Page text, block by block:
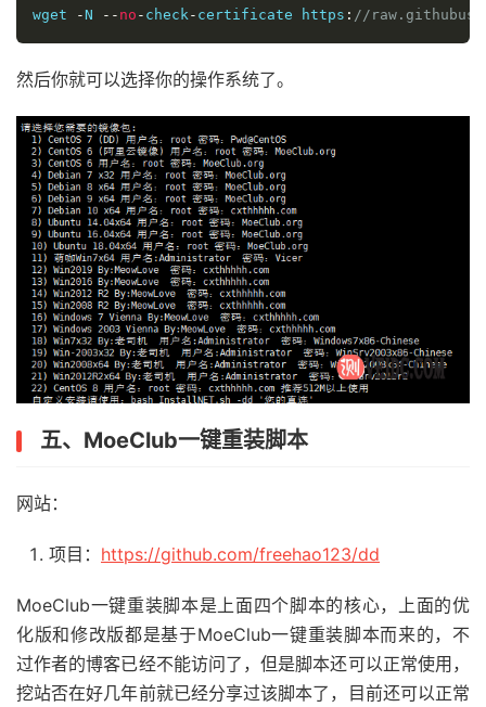
wget
-N -- no - check - certificate https : //
然后你就可以选择你的操作系统了。
五、MoeClub一键重装脚本
网站：
项目： https://github.com/freehao123/dd
MoeClub一键重装脚本是上面四个脚本的核心，上面的优
化版和修改版都是基于MoeClub一键重装脚本而来的，不
过作者的博客已经不能访问了，但是脚本还可以正常使用，
挖站否在好几年前就已经分享过该脚本了，目前还可以正常